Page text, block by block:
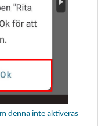
denna inte aktiveras